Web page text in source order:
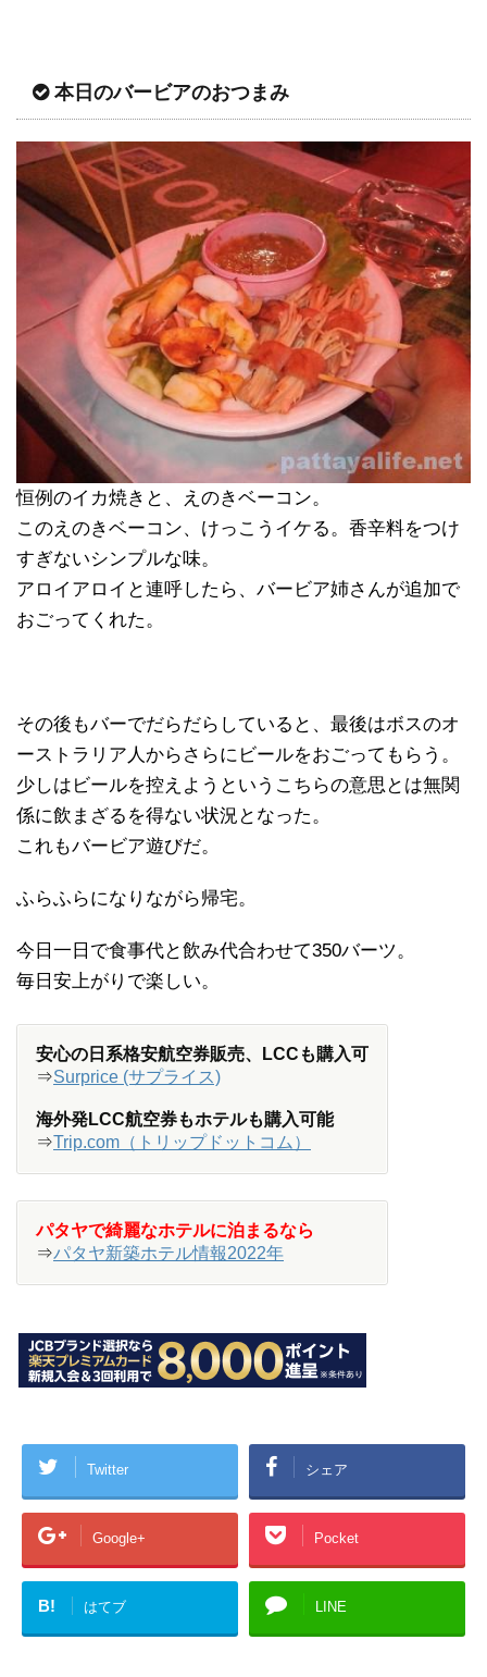
本日のバービアのおつまみ
恒例のイカ焼きと、えのきベーコン。
このえのきベーコン、けっこうイケる。香辛料をつけ
すぎないシンプルな味。
アロイアロイと連呼したら、バービア姉さんが追加で
おごってくれた。
その後もバーでだらだらしていると、最後はボスのオ
ーストラリア人からさらにビールをおごってもらう。
少しはビールを控えようというこちらの意思とは無関
係に飲まざるを得ない状況となった。
これもバービア遊びだ。
ふらふらになりながら帰宅。
今日一日で食事代と飲み代合わせて350バーツ。
毎日安上がりで楽しい。
安心の日系格安航空券販売、LCCも購入可
⇒Surprice (サプライス)
海外発LCC航空券もホテルも購入可能
⇒Trip.com（トリップドットコム）
パタヤで綺麗なホテルに泊まるなら
⇒パタヤ新築ホテル情報2022年
Twitter シェア
Google+ Pocket
B! はてブ LINE